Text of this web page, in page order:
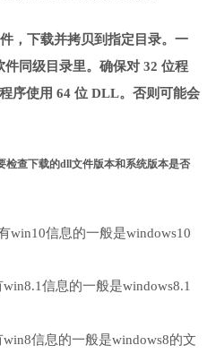
，下载并拷贝到指定目录。一
同级目录里。确保对 32 位程
序使用 64 位 DLL。否则可能会
检查下载的dll文件版本和系统版本是否
win10信息的一般是windows10
信息的一般是windows8.1
信息的一般是windows8的文